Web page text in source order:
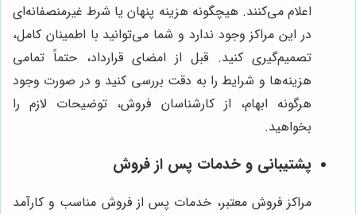
اعلام می‌کنند. هیچگونه هزینه پنهان یا شرط غیرمنصفانه‌ای
در این مراکز وجود ندارد و شما می‌توانید با اطمینان کامل،
تصمیم‌گیری کنید. قبل از امضای قرارداد، حتماً تمامی
هزینه‌ها و شرایط را به دقت بررسی کنید و در صورت وجود
هرگونه ابهام، از کارشناسان فروش، توضیحات لازم را
بخواهید.
پشتیبانی و خدمات پس از فروش
مراکز فروش معتبر، خدمات پس از فروش مناسب و کارآمد